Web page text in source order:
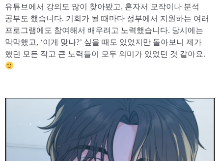
유튜브에서 강의도 많이 찾아봤고, 혼자서 모작이나 분석
공부도 했습니다. 기회가 될 때마다 정부에서 지원하는 여러
프로그램에도 참여해서 배우려고 노력했습니다. 당시에는
막막했고, ‘이게 맞나?’ 싶을 때도 있었지만 돌아보니 제가
했던 모든 작고 큰 노력들이 모두 의미가 있었던 것 같아요.